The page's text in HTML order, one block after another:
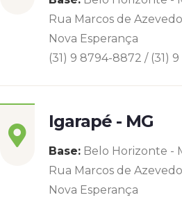
Rua Marcos de
Nova Esperança
(31) 9 8794-8872 / (31)
Igarapé - MG
Base: Belo Horizonte -
Rua Marcos de
Nova Esperança